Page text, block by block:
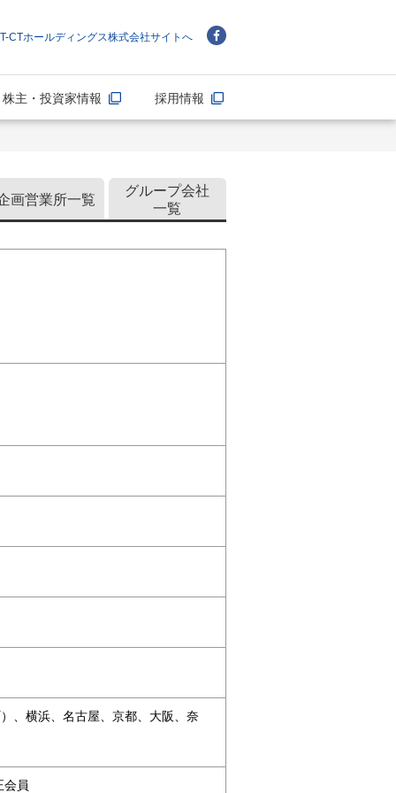
CTホールディングス株式会社サイトへ
株主・投資家情報 採用情報
画営業所一覧
グループ会社
一覧
、横浜、名古屋、京都、大阪、奈
会員